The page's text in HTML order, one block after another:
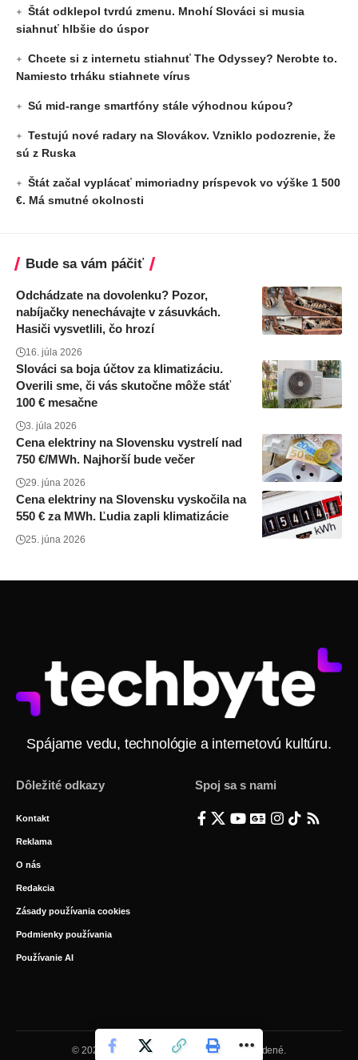
Štát odklepol tvrdú zmenu. Mnohí Slováci si musia
siahnuť hlbšie do úspor
Chcete si z internetu stiahnuť The Odyssey? Nerobte to.
Namiesto trháku stiahnete vírus
Sú mid-range smartfóny stále výhodnou kúpou?
Testujú nové radary na Slovákov. Vzniklo podozrenie, že
sú z Ruska
Štát začal vyplácať mimoriadny príspevok vo výške 1 500
€. Má smutné okolnosti
Bude sa vám páčiť
Odchádzate na dovolenku? Pozor,
nabíjačky nenechávajte v zásuvkách.
Hasiči vysvetlili, čo hrozí
16. júla 2026
Slováci sa boja účtov za klimatizáciu.
Overili sme, či vás skutočne môže stáť
100 € mesačne
3. júla 2026
Cena elektriny na Slovensku vystrelí nad
750 €/MWh. Najhorší bude večer
29. júna 2026
Cena elektriny na Slovensku vyskočila na
550 € za MWh. Ľudia zapli klimatizácie
25. júna 2026
Spájame vedu, technológie a internetovú kultúru.
Dôležité odkazy
Kontakt
Reklama
O nás
Redakcia
Zásady používania cookies
Podmienky používania
Používanie AI
Spoj sa s nami
© 2026 BYTE Media s.r.o. Všetky práva vyhradené.